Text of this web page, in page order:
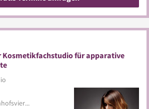
Kosmetikfachstudio für apparative